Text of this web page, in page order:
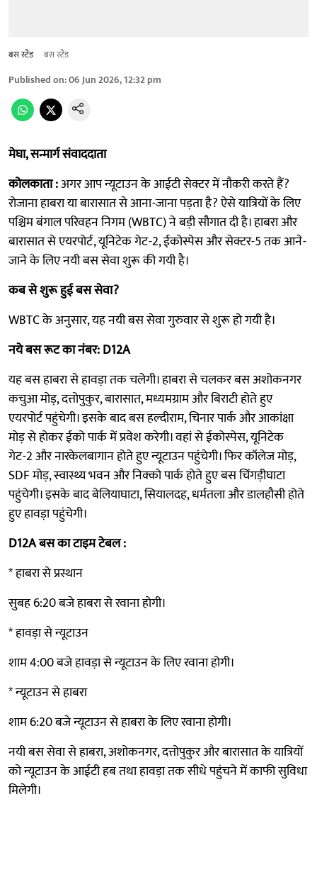
बस स्टैंड बस स्टैंड
Published on:06 Jun 2026, 12:32 pm
मेघा, सन्मार्ग संवाददाता
कोलकाता :अगर आप न्यूटाउन के आईटी सेक्टर में नौकरी करते हैं?
रोजाना हाबरा या बारासात से आना-जाना पड़ता है? ऐसे यात्रियों के लिए
पश्चिम बंगाल परिवहन निगम (WBTC) ने बड़ी सौगात दी है। हाबरा और
बारासात से एयरपोर्ट, यूनिटेक गेट-2, ईकोस्पेस और सेक्टर-5 तक आने-
जाने के लिए नयी बस सेवा शुरू की गयी है।
कब से शुरू हुई बस सेवा?
WBTC के अनुसार, यह नयी बस सेवा गुरुवार से शुरू हो गयी है।
नये बस रूट का नंबर: D12A
यह बस हाबरा से हावड़ा तक चलेगी। हाबरा से चलकर बस अशोकनगर
कचुआ मोड़, दत्तोपुकुर, बारासात, मध्यमग्राम और बिराटी होते हुए
एयरपोर्ट पहुंचेगी। इसके बाद बस हल्दीराम, चिनार पार्क और आकांक्षा
मोड़ से होकर ईको पार्क में प्रवेश करेगी। वहां से ईकोस्पेस, यूनिटेक
गेट-2 और नारकेलबागान होते हुए न्यूटाउन पहुंचेगी। फिर कॉलेज मोड़,
SDF मोड़, स्वास्थ्य भवन और निक्को पार्क होते हुए बस चिंगड़ीघाटा
पहुंचेगी। इसके बाद बेलियाघाटा, सियालदह, धर्मतला और डालहौसी होते
हुए हावड़ा पहुंचेगी।
D12A बस का टाइम टेबल :
* हाबरा से प्रस्थान
सुबह 6:20 बजे हाबरा से रवाना होगी।
* हावड़ा से न्यूटाउन
शाम 4:00 बजे हावड़ा से न्यूटाउन के लिए रवाना होगी।
* न्यूटाउन से हाबरा
शाम 6:20 बजे न्यूटाउन से हाबरा के लिए रवाना होगी।
नयी बस सेवा से हाबरा, अशोकनगर, दत्तोपुकुर और बारासात के यात्रियों
को न्यूटाउन के आईटी हब तथा हावड़ा तक सीधे पहुंचने में काफी सुविधा
मिलेगी।